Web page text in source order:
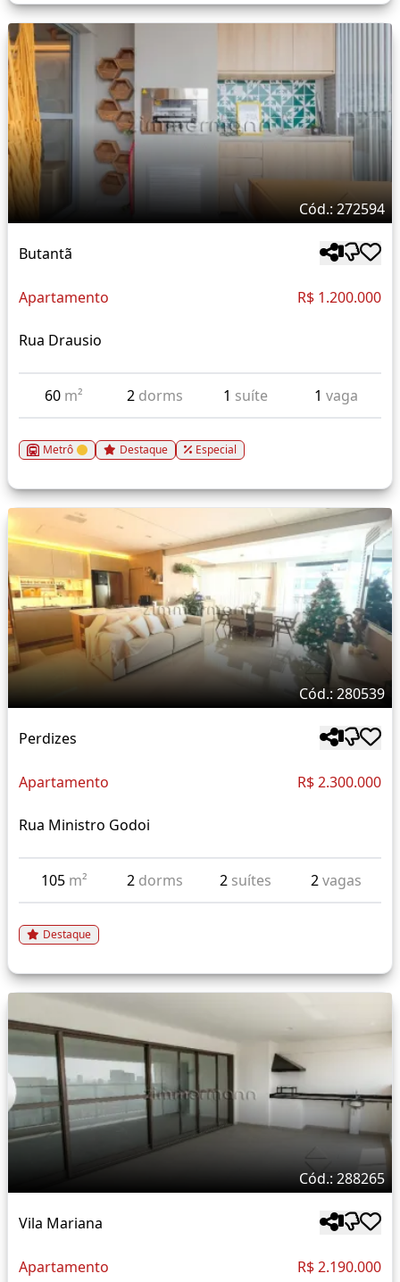
Cód.: 272594
Butantã
Apartamento R$ 1.200.000
Rua Drausio
60 m² 2 dorms 1 suíte 1 vaga
Metrô Destaque Especial
Cód.: 280539
Perdizes
Apartamento R$ 2.300.000
Rua Ministro Godoi
105 m² 2 dorms 2 suítes 2vagas
Destaque
Cód.: 288265
Vila Mariana
Apartamento R$ 2.190.000